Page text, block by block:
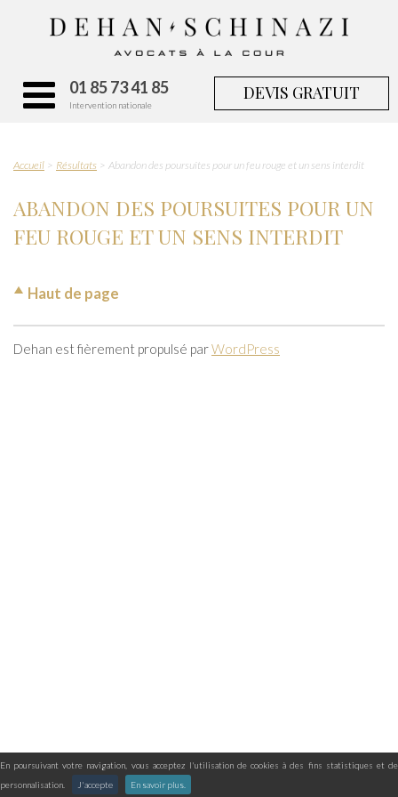
En poursuivant votre navigation, vous acceptez l'utilisation de cookies à des fins statistiques et de
personnalisation.
J'accepte En savoir plus.
01 85 73 41 85
Intervention nationale
DEVIS GRATUIT
Accueil Résultats Abandon des poursuites pour un feu rouge et un sens interdit
ABANDON DES POURSUITES POUR UN
FEU ROUGE ET UN SENS INTERDIT
Haut de page
Dehan est fièrement propulsé parWordPress